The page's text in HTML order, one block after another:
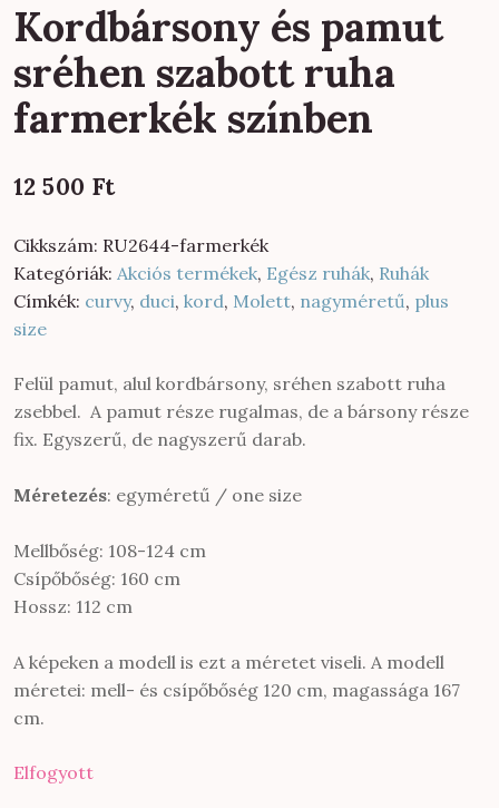
Kordbársony és pamut
sréhen szabott ruha
farmerkék színben
12 500 Ft
Cikkszám: RU2644-farmerkék
Kategóriák: Akciós termékek, Egész ruhák, Ruhák
Címkék: curvy, duci, kord, Molett, nagyméretű, plus
size
Felül pamut, alul kordbársony, sréhen szabott ruha
zsebbel. A pamut része rugalmas, de a bársony része
fix. Egyszerű, de nagyszerű darab.
Méretezés: egyméretű / one size
Mellbőség: 108-124 cm
Csípőbőség: 160 cm
Hossz: 112 cm
A képeken a modell is ezt a méretet viseli. A modell
méretei: mell- és csípőbőség 120 cm, magassága 167
cm.
Elfogyott